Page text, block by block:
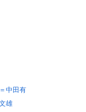
中田有
雄